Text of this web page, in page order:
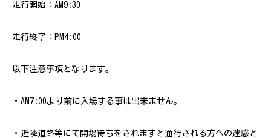
走行開始：AM9:30
走行終了：PM4:00
以下注意事項となります。
・AM7:00より前に入場する事は出来ません。
・近隣道路等にて開場待ちをされますと通行される方への迷惑と